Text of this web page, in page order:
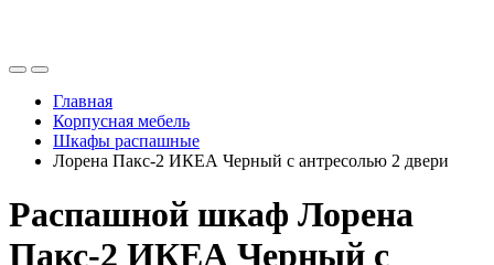
Главная
Корпусная мебель
Шкафы распашные
Лорена Пакс-2 ИКЕА Черный с антресолью 2 двери
Распашной шкаф Лорена
Пакс-2 ИКЕА Черный с